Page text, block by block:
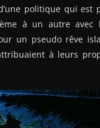
politique qui est
à un autre avec
un pseudo rêve
à leurs